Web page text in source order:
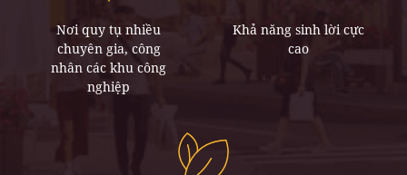
Nơi quy tụ nhiều
chuyên gia, công
nhân các khu công
nghiệp
Khả năng sinh lời cực
cao